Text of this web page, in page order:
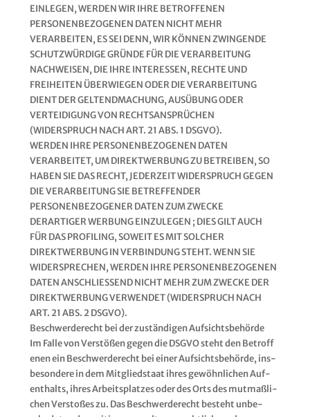
EINLEGEN, WERDEN WIR IHRE BETROFFENEN
PERSONENBEZOGENEN DATEN NICHT MEHR
VERARBEITEN, ES SEI DENN, WIR KÖNNEN ZWINGENDE
SCHUTZWÜRDIGE GRÜNDE FÜR DIE VERARBEITUNG
NACHWEISEN, DIE IHRE INTERESSEN, RECHTE UND
FREIHEITEN ÜBERWIEGEN ODER DIE VERARBEITUNG
DIENT DER GELTENDMACHUNG, AUSÜBUNG ODER
VERTEIDIGUNG VON RECHTSANSPRÜCHEN
(WIDERSPRUCH NACH ART. 21 ABS. 1 DSGVO).
WERDEN IHRE PERSONENBEZOGENEN DATEN
VERARBEITET, UM DIREKTWERBUNG ZU BETREIBEN, SO
HABEN SIE DAS RECHT, JEDERZEIT WIDERSPRUCH GEGEN
DIE VERARBEITUNG SIE BETREFFENDER
PERSONENBEZOGENER DATEN ZUM ZWECKE
DERARTIGER WERBUNG EINZULEGEN ; DIES GILT AUCH
FÜR DAS PROFILING, SOWEIT ES MIT SOLCHER
DIREKTWERBUNG IN VERBINDUNG STEHT. WENN SIE
WIDERSPRECHEN, WERDEN IHRE PERSONENBEZOGENEN
DATEN ANSCHLIESSEND NICHT MEHR ZUM ZWECKE DER
DIREKTWERBUNG VERWENDET (WIDERSPRUCH NACH
ART. 21 ABS. 2 DSGVO).
Beschwer­de­recht bei der zustän­di­gen Auf­sichts­be­hör­de
Im Fal­le von Ver­stö­ßen gegen die DSGVO steht den Betrof­f
e­nen ein Beschwer­de­recht bei einer Auf­sichts­be­hör­de, ins­
be­son­de­re in dem Mit­glied­staat ihres gewöhn­li­chen Auf­
ent­halts, ihres Arbeits­plat­zes oder des Orts des mut­maß­li­
chen Ver­sto­ßes zu. Das Beschwer­de­recht besteht unbe­